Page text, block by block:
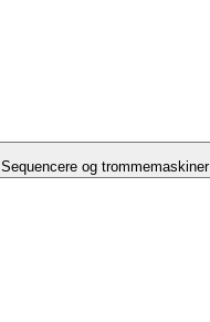
Sequencere og trommemaskiner